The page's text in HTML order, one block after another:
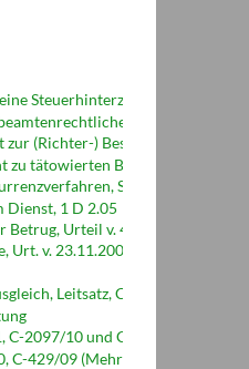
Steuerhinterziehung im bes.
Probezeit
(Richter-) Besoldung)
zu tätowierten Beamten
Statusamt
Dienst, 1 D 2.05
Urteil v. 4.05.2006,
Urt. v. 23.11.2006, 1 D 1/06
Leitsatz, C-429/09
C-2097/10 und C 298/10 (Tenor)
C-429/09 (Mehrarbeitsvergütung